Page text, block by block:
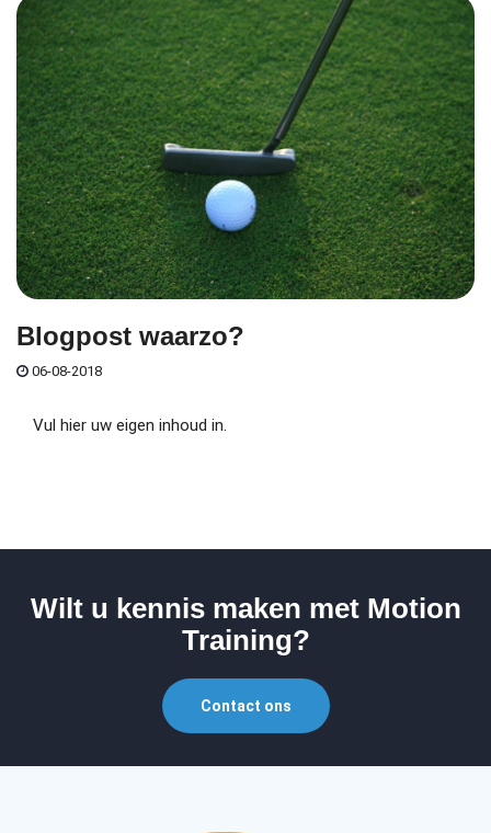
Blogpost waarzo?
06-08-2018
Vul hier uw eigen inhoud in.
Wilt u kennis maken met Motion
Training?
Contact ons